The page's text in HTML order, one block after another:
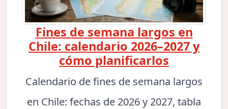
Fines de semana largos en
Chile: calendario 2026–2027 y
cómo planificarlos
Calendario de fines de semana largos
en Chile: fechas de 2026 y 2027, tabla